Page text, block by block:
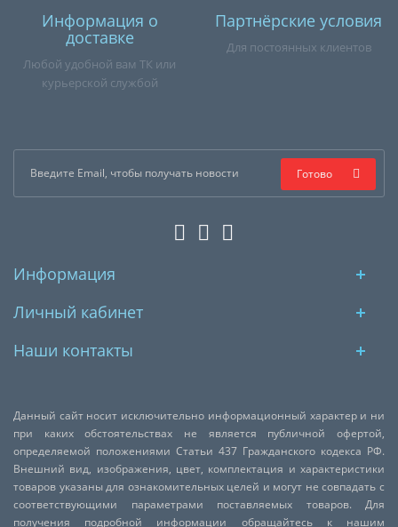
Информация о
доставке
Любой удобной вам ТК или
курьерской службой
Партнёрские условия
Для постоянных клиентов
Готово
Информация
Личный кабинет
Наши контакты
Данный сайт носит исключительно информационный характер и ни
при каких обстоятельствах не является публичной офертой,
определяемой положениями Статьи 437 Гражданского кодекса РФ.
Внешний вид, изображения, цвет, комплектация и характеристики
товаров указаны для ознакомительных целей и могут не совпадать с
соответствующими параметрами поставляемых товаров. Для
получения подробной информации обращайтесь к нашим